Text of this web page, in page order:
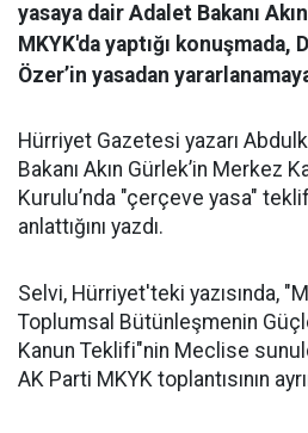
yasaya dair Adalet Bakanı
MKYK'da yaptığı
Özer’in yasadan
Hürriyet Gazetesi yazarı
Bakanı Akın Gürlek’in Merkez
Kurulu’nda "çerçeve yasa"
anlattığını yazdı.
Selvi, Hürriyet'teki yazısında,
Toplumsal Bütünleşmenin
Kanun Teklifi"nin Meclise
AK Parti MKYK toplantısının